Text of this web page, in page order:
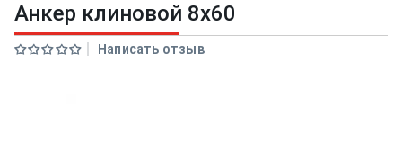
Анкер клиновой 8x60
Написать отзыв